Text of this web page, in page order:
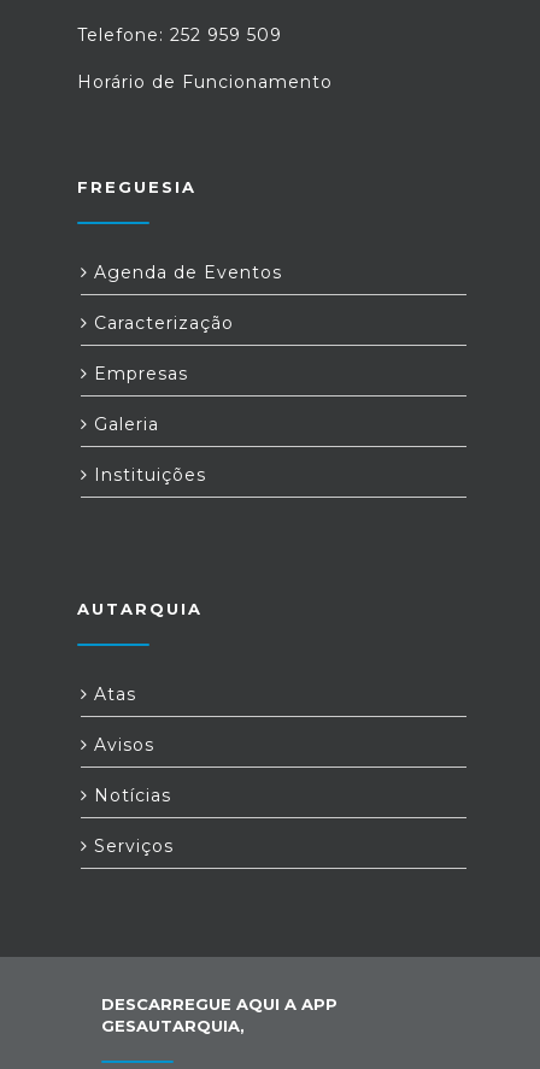
Telefone: 252 959 509
Horário de Funcionamento
FREGUESIA
Agenda de Eventos
Caracterização
Empresas
Galeria
Instituições
AUTARQUIA
Atas
Avisos
Notícias
Serviços
DESCARREGUE AQUI A APP
GESAUTARQUIA,